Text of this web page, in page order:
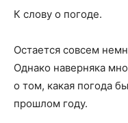
К слову о погоде.
Остается совсем
Однако наверняка
о том, какая погода
прошлом году.